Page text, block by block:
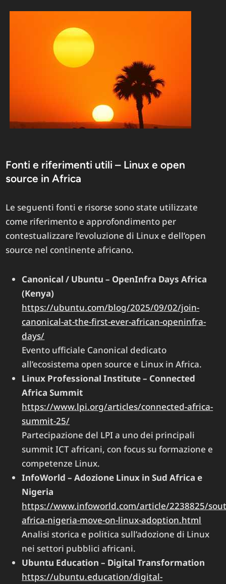
Fonti e riferimenti utili – Linux e open
source in Africa
Le seguenti fonti e risorse sono state utilizzate
come riferimento e approfondimento per
contestualizzare l’evoluzione di Linux e dell’open
source nel continente africano.
Canonical / Ubuntu – OpenInfra Days Africa
(Kenya)
https://ubuntu.com/blog/2025/09/02/join-
canonical-at-the-first-ever-african-openinfra-
days/
Evento ufficiale Canonical dedicato
all’ecosistema open source e Linux in Africa.
Linux Professional Institute – Connected
Africa Summit
https://www.lpi.org/articles/connected-africa-
summit-25/
Partecipazione del LPI a uno dei principali
summit ICT africani, con focus su formazione e
competenze Linux.
InfoWorld – Adozione Linux in Sud Africa e
Nigeria
https://www.infoworld.com/article/2238825/
africa-nigeria-move-on-linux-adoption.html
Analisi storica e politica sull’adozione di Linux
nei settori pubblici africani.
Ubuntu Education – Digital Transformation
https://ubuntu.education/digital-